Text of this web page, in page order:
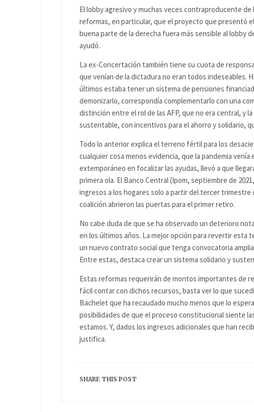
El lobby agresivo y muchas veces contraproducente
reformas, en particular, que el proyecto que presentó
buena parte de la derecha fuera más sensible al lobby
ayudó.
La ex-Concertación también tiene su cuota de
que venían de la dictadura no eran todos indeseables.
últimos estaba tener un sistema de pensiones
demonizarlo, correspondía complementarlo con una
distinción entre el rol de las AFP, que no era central, y
sustentable, con incentivos para el ahorro y solidario,
Todo lo anterior explica el terreno fértil para los
cualquier cosa menos evidencia, que la pandemia
extemporáneo en focalizar las ayudas, llevó a que
primera ola. El Banco Central (Ipom, septiembre de
ingresos a los hogares solo a partir del tercer trimestre
coalición abrieron las puertas para el primer retiro.
No cabe duda de que se ha observado un deterioro
en los últimos años. La mejor opción para revertir
un nuevo contrato social que tenga convocatoria
Entre estas, destaca crear un sistema solidario y
Estas reformas requerirán de montos importantes de
fácil contar con dichos recursos, basta ver lo que
Bachelet que ha recaudado mucho menos que lo
posibilidades de que el proceso constitucional siente
estamos. Y, dados los ingresos adicionales que han
justifica.
SHARE THIS POST